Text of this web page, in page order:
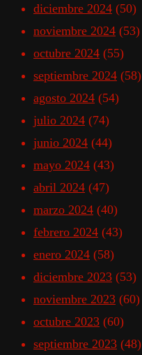
diciembre 2024 (50)
noviembre 2024 (53)
octubre 2024 (55)
septiembre 2024 (58)
agosto 2024 (54)
julio 2024 (74)
junio 2024 (44)
mayo 2024 (43)
abril 2024 (47)
marzo 2024 (40)
febrero 2024 (43)
enero 2024 (58)
diciembre 2023 (53)
noviembre 2023 (60)
octubre 2023 (60)
septiembre 2023 (48)